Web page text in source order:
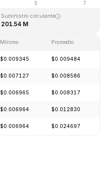
Suministro circulante
201.54 M
Mínimo Promedio
$0.009345 $0.009484
$0.007127 $0.008586
$0.006965 $0.008317
$0.006964 $0.012830
$0.006964 $0.024697